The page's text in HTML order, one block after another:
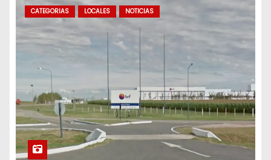
CATEGORIAS LOCALES NOTICIAS